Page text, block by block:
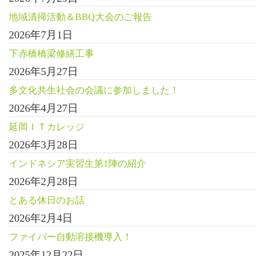
地域清掃活動＆BBQ大会のご報告
2026年7月1日
下赤橋橋梁修繕工事
2026年5月27日
多文化共生社会の会議に参加しました！
2026年4月27日
延岡ＩＴカレッジ
2026年3月28日
インドネシア実習生第1陣の紹介
2026年2月28日
とある休日のお話
2026年2月4日
ファイバー自動溶接機導入！